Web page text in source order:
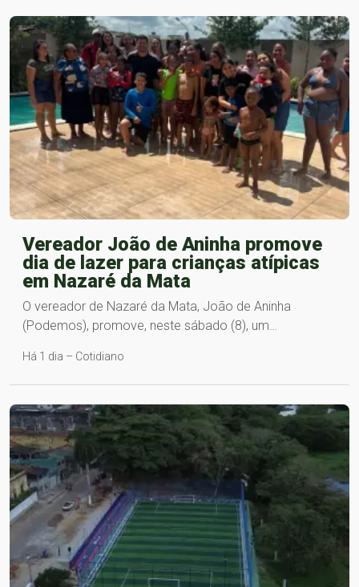
Vereador João de Aninha promove
dia de lazer para crianças atípicas
em Nazaré da Mata
O vereador de Nazaré da Mata, João de Aninha
(Podemos), promove, neste sábado (8), um…
Há 1 dia – Cotidiano